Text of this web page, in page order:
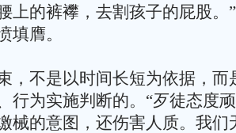
上的裤襻，去割孩子的屁股。
填膺。
不是以时间长短为依据，而
行为实施判断的。“歹徒态度
械的意图，还伤害人质。我们